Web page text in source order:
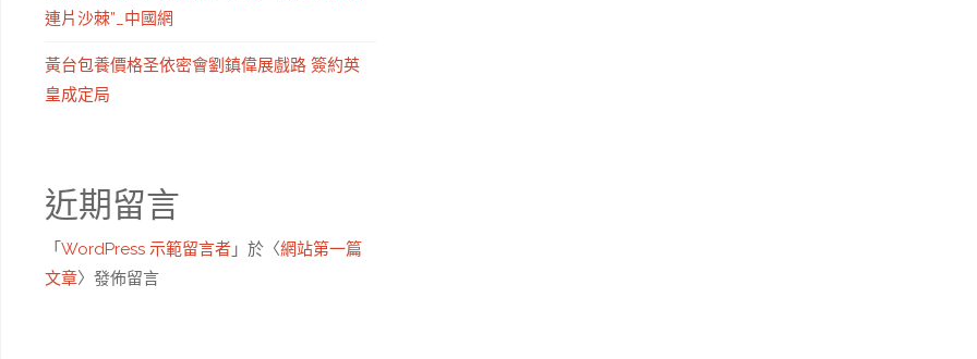
連片沙棘”_中國網
黃台包養價格圣依密會劉鎮偉展戲路 簽約英
皇成定局
近期留言
「WordPress 示範留言者 」於〈網站第一篇
文章〉發佈留言